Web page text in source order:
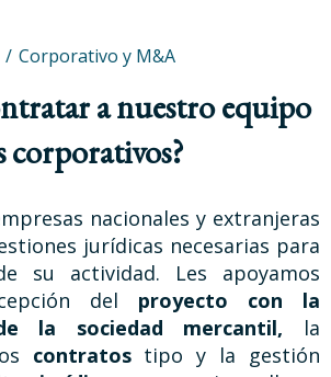
Corporativo y M&A
a nuestro equipo
corporativos?
nacionales y extranjeras
jurídicas necesarias para
su actividad. Les apoyamos
del proyecto con la
la sociedad mercantil, la
contratostipo y la gestión